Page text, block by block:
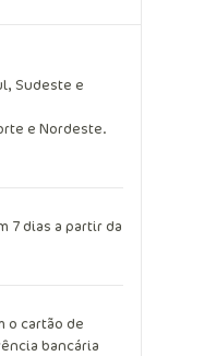
Sudeste e
e Nordeste.
7 dias a partir da
o cartão de
bancária